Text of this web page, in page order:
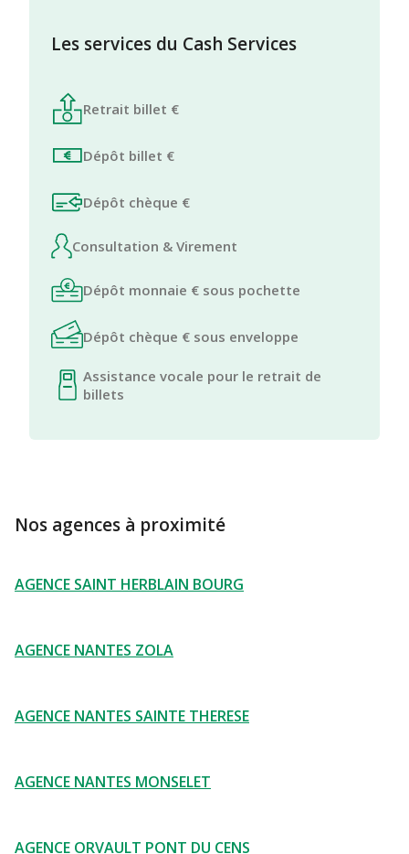
Les services du Cash Services
Retrait billet €
Dépôt billet €
Dépôt chèque €
Consultation & Virement
Dépôt monnaie € sous pochette
Dépôt chèque € sous enveloppe
Assistance vocale pour le retrait de
billets
Nos agences à proximité
AGENCE SAINT HERBLAIN BOURG
AGENCE NANTES ZOLA
AGENCE NANTES SAINTE THERESE
AGENCE NANTES MONSELET
AGENCE ORVAULT PONT DU CENS